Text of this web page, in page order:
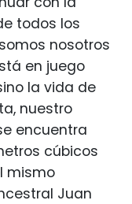
todos los
nosotros
en juego
la vida de
nuestro
encuentra
cúbicos
mismo
Juan